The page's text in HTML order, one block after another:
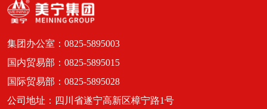
集团办公室：0825-5895003
国内贸易部：0825-5895015
国际贸易部：0825-5895028
公司地址：四川省遂宁高新区樟宁路1号